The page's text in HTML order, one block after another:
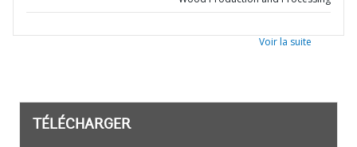
Voir la suite
TÉLÉCHARGER